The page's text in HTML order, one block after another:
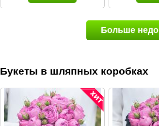
Больше
Букеты в шляпных коробках